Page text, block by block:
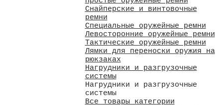
Снайперские и винтовочные
ремни
Специальные оружейные ремни
Левосторонние оружейные ремни
Тактические оружейные ремни
Лямки для переноски оружия на
рюкзаках
Нагрудники и разгрузочные
системы
Нагрудники и разгрузочные
системы
Все товары категории